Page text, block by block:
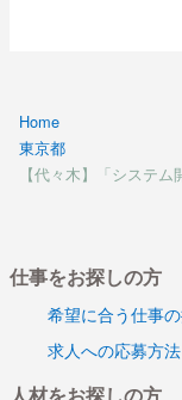
Home
東京都
【代々木】「システ
仕事をお探しの方
希望に合う仕事
求人への応募方法